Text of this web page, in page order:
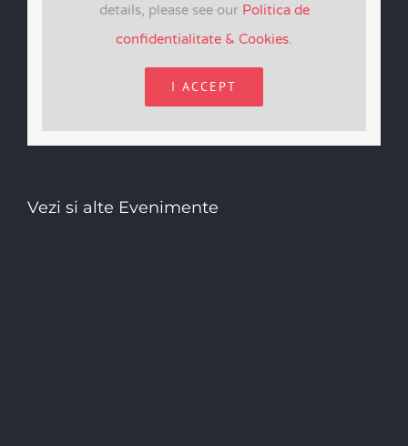
details, please see our Politica de
confidentialitate & Cookies.
I ACCEPT
Vezi si alte Evenimente